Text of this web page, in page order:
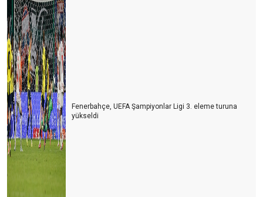
Fenerbahçe, UEFA Şampiyonlar Ligi 3. eleme turuna
yükseldi